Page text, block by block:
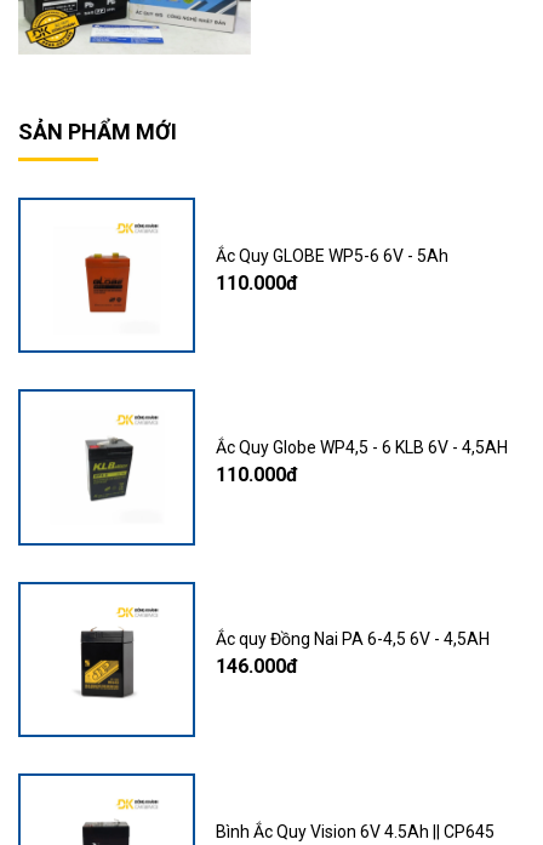
SẢN PHẨM MỚI
Ắc Quy GLOBE WP5-6 6V - 5Ah
110.000đ
Ắc Quy Globe WP4,5 - 6 KLB 6V - 4,5AH
110.000đ
Ắc quy Đồng Nai PA 6-4,5 6V - 4,5AH
146.000đ
Bình Ắc Quy Vision 6V 4.5Ah || CP645